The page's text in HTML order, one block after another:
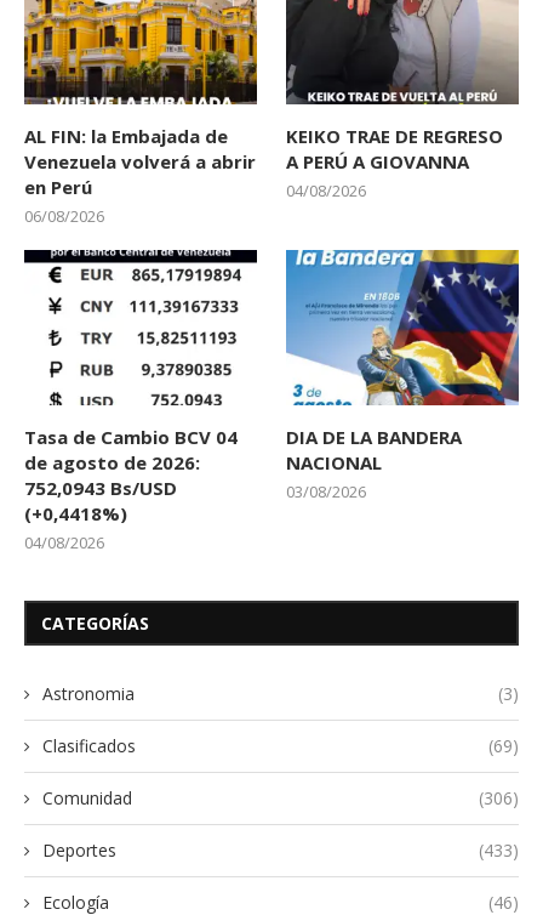
AL FIN: la Embajada de
Venezuela volverá a abrir
en Perú
06/08/2026
KEIKO TRAE DE REGRESO
A PERÚ A GIOVANNA
04/08/2026
Tasa de Cambio BCV 04
de agosto de 2026:
752,0943 Bs/USD
(+0,4418%)
04/08/2026
DIA DE LA BANDERA
NACIONAL
03/08/2026
CATEGORÍAS
Astronomia (3)
Clasificados (69)
Comunidad (306)
Deportes (433)
Ecología (46)